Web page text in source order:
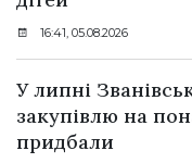
16:41, 05.08.2026
У липні
закупівлю на
придбали